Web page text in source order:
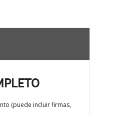
(puede incluir firmas,